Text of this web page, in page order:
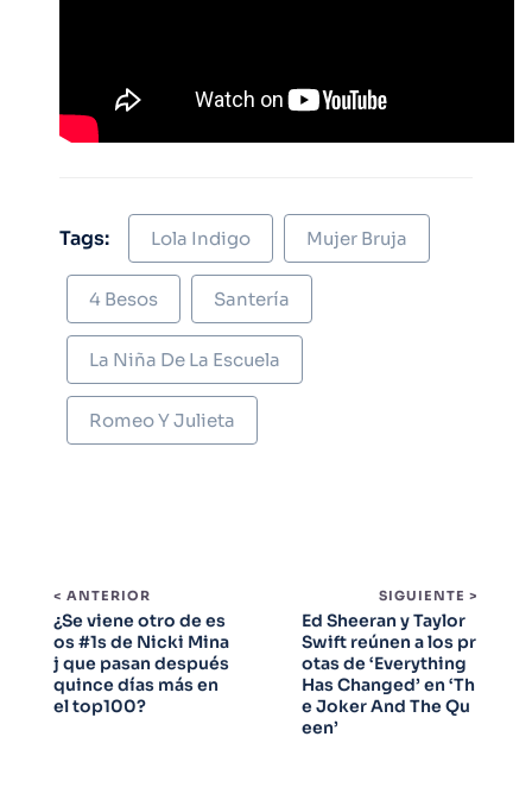
Tags: Lola Indigo Mujer Bruja
4 Besos Santería
La Niña De La Escuela
Romeo Y Julieta
< ANTERIOR
¿Se viene otro de es
os #1s de Nicki Mina
j que pasan después
quince días más en
el top100?
SIGUIENTE >
Ed Sheeran y Taylor
Swift reúnen a los pr
otas de ‘Everything
Has Changed’ en ‘Th
e Joker And The Qu
een’